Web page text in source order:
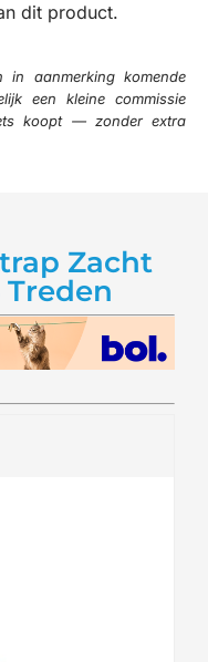
dit product.
in aanmerking komende
een kleine commissie
koopt — zonder extra
Zacht
Treden